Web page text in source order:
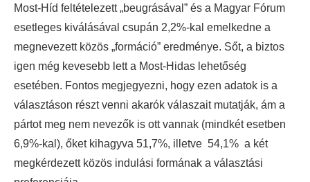
Most-Híd feltételezett „beugrásával” és a Magyar Fórum
esetleges kiválásával csupán 2,2%-kal emelkedne a
megnevezett közös „formáció” eredménye. Sőt, a biztos
igen még kevesebb lett a Most-Hidas lehetőség
esetében. Fontos megjegyezni, hogy ezen adatok is a
választáson részt venni akarók válaszait mutatják, ám a
pártot meg nem nevezők is ott vannak (mindkét esetben
6,9%-kal), őket kihagyva 51,7%, illetve 54,1% a két
megkérdezett közös indulási formának a választási